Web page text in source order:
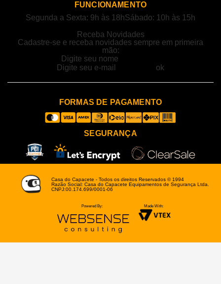
FUNCIONAMENTO
Segunda a Sexta: 9h às 18hSábado: 10h às 15h
Receba Novidades
Cadastre-se e receba novidades sempre em primeira
mão:
FORMAS DE PAGAMENTO
SEGURANÇA
Casa do Capacete - Todos os direitos Reservados © 1994
Razão Social: Casa do Capacete Equipamentos de Segurança Ltda.
CNPJ:00.174.699/0001-06
Powered By: Made With: